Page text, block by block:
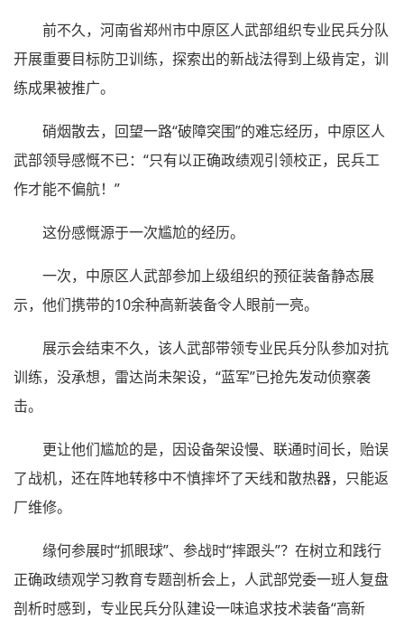
前不久，河南省郑州市中原区人武部组织专业民兵分队
开展重要目标防卫训练，探索出的新战法得到上级肯定，训
练成果被推广。
硝烟散去，回望一路“破障突围”的难忘经历，中原区人
武部领导感慨不已：“只有以正确政绩观引领校正，民兵工
作才能不偏航！”
这份感慨源于一次尴尬的经历。
一次，中原区人武部参加上级组织的预征装备静态展
示，他们携带的10余种高新装备令人眼前一亮。
展示会结束不久，该人武部带领专业民兵分队参加对抗
训练，没承想，雷达尚未架设，“蓝军”已抢先发动侦察袭
击。
更让他们尴尬的是，因设备架设慢、联通时间长，贻误
了战机，还在阵地转移中不慎摔坏了天线和散热器，只能返
厂维修。
缘何参展时“抓眼球”、参战时“摔跟头”？在树立和践行
正确政绩观学习教育专题剖析会上，人武部党委一班人复盘
剖析时感到，专业民兵分队建设一味追求技术装备“高新